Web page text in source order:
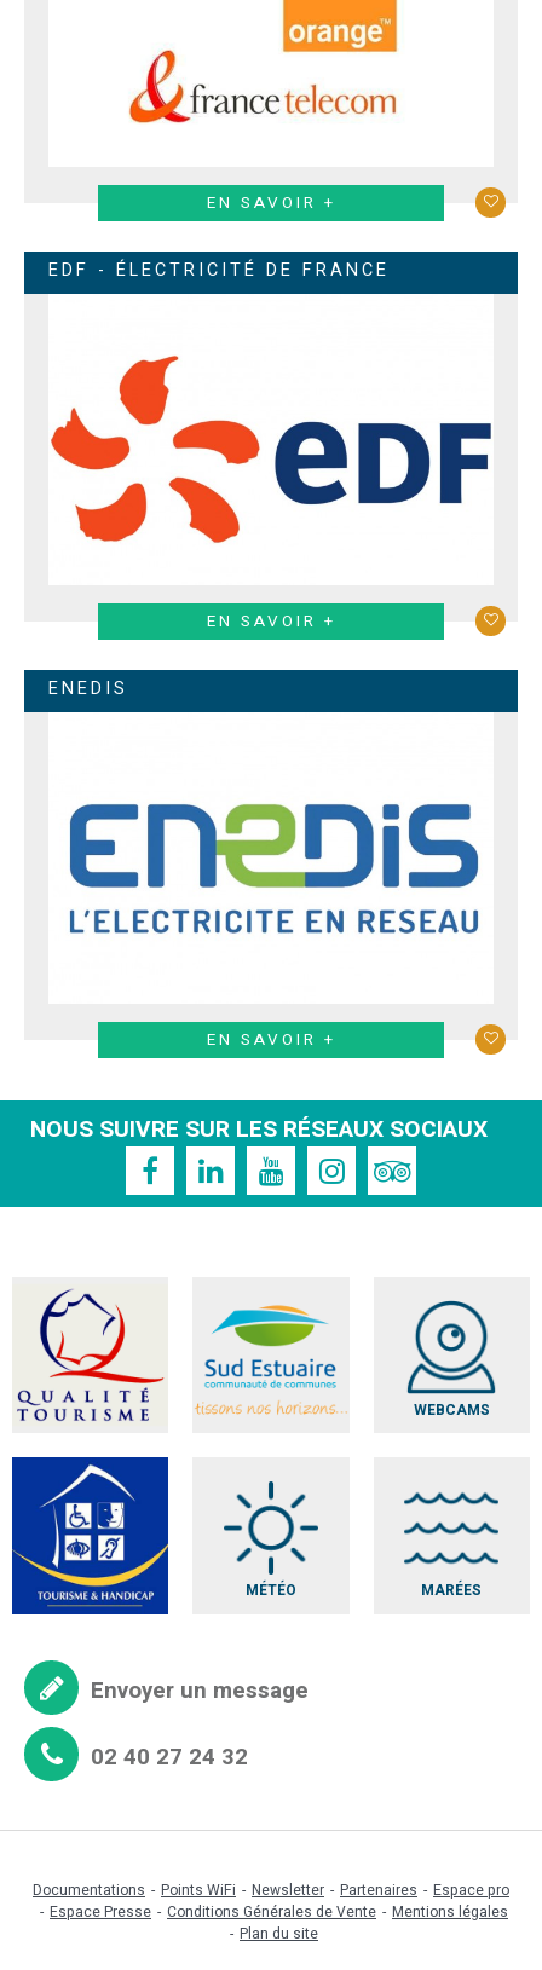
EN SAVOIR +
EDF - ÉLECTRICITÉ DE FRANCE
EN SAVOIR +
ENEDIS
EN SAVOIR +
NOUS SUIVRE SUR LES RÉSEAUX SOCIAUX
WEBCAMS
MÉTÉO MARÉES
Envoyer un message
02 40 27 24 32
Documentations Points WiFi Newsletter Partenaires
Espace pro
Espace Presse
Conditions Générales de Vente
Mentions légales
Plan du site